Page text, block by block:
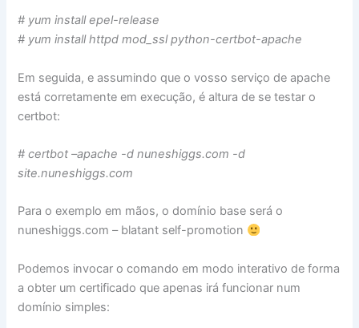
# yum install epel-release
# yum install httpd mod_ssl python-certbot-apache
Em seguida, e assumindo que o vosso serviço de apache
está corretamente em execução, é altura de se testar o
certbot:
# certbot –apache -d nuneshiggs.com -d
site.nuneshiggs.com
Para o exemplo em mãos, o domínio base será o
nuneshiggs.com – blatant self-promotion
Podemos invocar o comando em modo interativo de forma
a obter um certificado que apenas irá funcionar num
domínio simples: